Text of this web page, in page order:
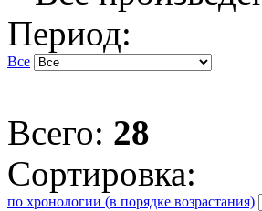
Период:
Все
Всего: 28
Сортировка:
по хронологии (в порядке возрастания)